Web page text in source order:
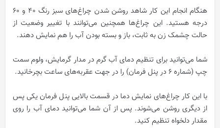
هنگام انجام این کار شاهد روشن شدن چراغ‌های سبز رنگ 40 و 60
درجه هستید. این چراغ‌ها همچنین می‌توانند با تغییر وضعیت از
حالت چشمک زن به ثابت، باز و بسته بودن آب را هم نمایش دهند.
شما می‌توانید برای تنظیم دمای آب گرم در مدار گرمایش، ولوم سمت
چپ (شماره 6 در پنل فرمان) را در جهت عقربه‌های ساعت بچرخانید.
با این کار چراغ‌های نمایش دما در قسمت بالایی پنل فرمان یکی‌ پس
از دیگری روشن می‌شوند. پس از آن شما می‌توانید دمای آب را روی
مقدار دلخواه تنظیم کنید.